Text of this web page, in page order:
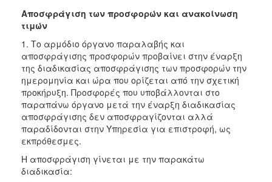
Αποσφράγιση των προσφορών και ανακοίνωση
τιμών
1. Το αρμόδιο όργανο παραλαβής και
αποσφράγισης προσφορών προβαίνει στην έναρξη
της διαδικασίας αποσφράγισης των προσφορών την
ημερομηνία και ώρα που ορίζεται από την σχετική
προκήρυξη. Προσφορές που υποβάλλονται στο
παραπάνω όργανο μετά την έναρξη διαδικασίας
αποσφράγισης δεν αποσφραγίζονται αλλά
παραδίδονται στην Υπηρεσία για επιστροφή, ως
εκπρόθεσμες.
Η αποσφράγιση γίνεται με την παρακάτω
διαδικασία: